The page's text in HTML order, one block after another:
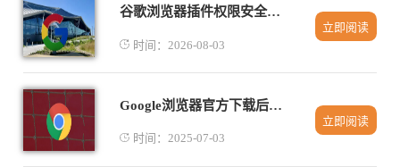
谷歌浏览器插件权限安全管理及风险防范操作指南
时间：2026-08-03
立即阅读
Google浏览器官方下载后如何设置默认浏览器
时间：2025-07-03
立即阅读